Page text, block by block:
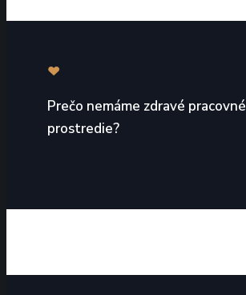
Prečo nemáme zdravé pracovné
prostredie?